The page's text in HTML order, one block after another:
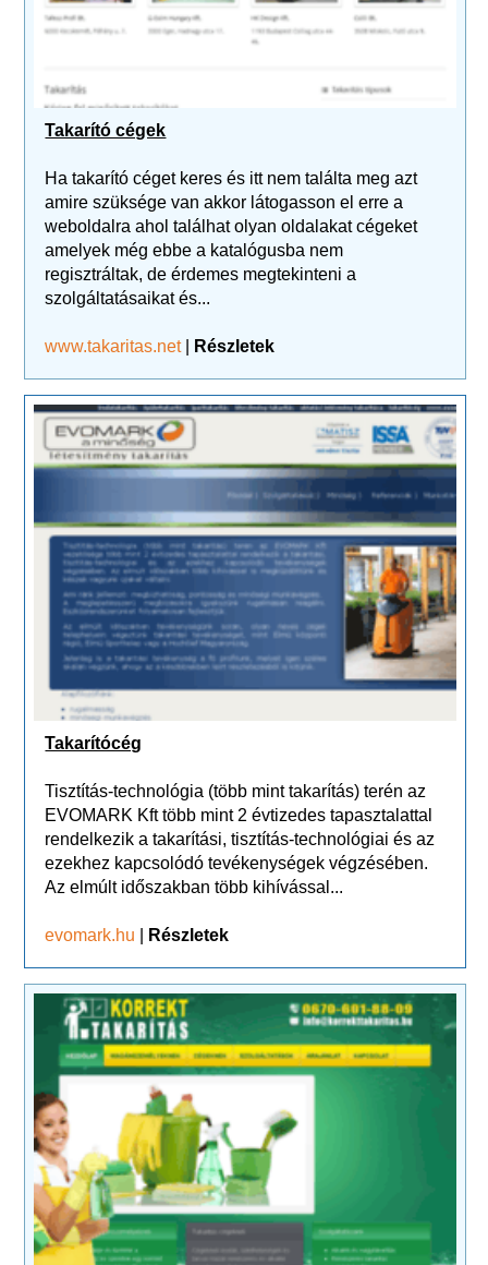
Takarító cégek
Ha takarító céget keres és itt nem találta meg azt
amire szüksége van akkor látogasson el erre a
weboldalra ahol találhat olyan oldalakat cégeket
amelyek még ebbe a katalógusba nem
regisztráltak, de érdemes megtekinteni a
szolgáltatásaikat és...
www.takaritas.net Részletek
Takarítócég
Tisztítás-technológia (több mint takarítás) terén az
EVOMARK Kft több mint 2 évtizedes tapasztalattal
rendelkezik a takarítási, tisztítás-technológiai és az
ezekhez kapcsolódó tevékenységek végzésében.
Az elmúlt időszakban több kihívással...
evomark.hu Részletek